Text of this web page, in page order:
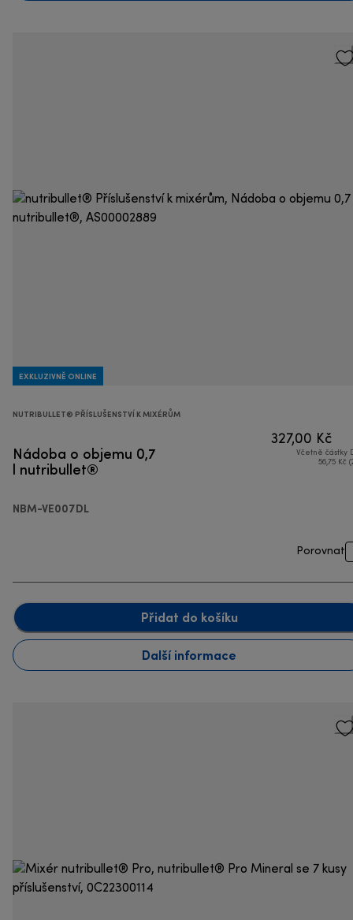
EXKLUZIVNĚ ONLINE
NUTRIBULLET® PŘÍSLUŠENSTVÍ K MIXÉRŮM
Nádoba o objemu 0,7
l nutribullet®
NBM-VE007DL
327,00 Kč
Včetně částky
56,75 Kč
Porovnat
Přidat do košíku
Další informace